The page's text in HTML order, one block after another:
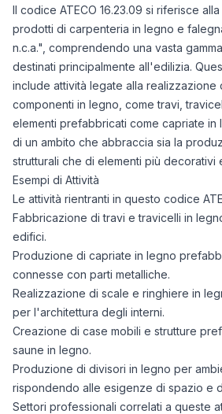
25/11/2025
29/12/2025
01/02/2026
07/03/2026
10/04/2026
14/05/2026
17/06/2026
Il codice ATECO 16.23.09 si riferisce
prodotti di carpenteria in legno e
n.c.a.", comprendendo una vasta
destinati principalmente all'edilizia.
include attività legate alla realizzazione
componenti in legno, come travi,
elementi prefabbricati come capriate in
di un ambito che abbraccia sia la
strutturali che di elementi più decorativi
Esempi di Attività
Le attività rientranti in questo codice
Fabbricazione di travi e travicelli in
edifici.
Produzione di capriate in legno
connesse con parti metalliche.
Realizzazione di scale e ringhiere in
per l'architettura degli interni.
Creazione di case mobili e strutture
saune in legno.
Produzione di divisori in legno per
rispondendo alle esigenze di spazio e
Settori professionali correlati a queste